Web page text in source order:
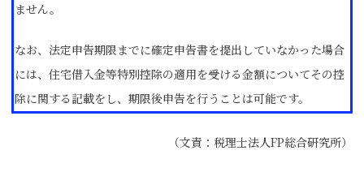
ません。
なお、法定申告期限までに確定申告書を提出していなかった場合
には、住宅借入金等特別控除の適用を受ける金額についてその控
除に関する記載をし、期限後申告を行うことは可能です。
（文責：税理士法人FP総合研究所）